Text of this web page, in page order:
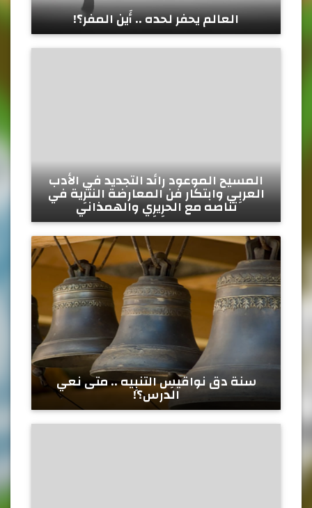
العالم يحفر لحده .. أَين المفر؟!
المسيح الموعود رائد التجديد في الأدب
العربِي وابتكار فن المعارضة النثرِية في
تناصه مع الحرِيرِي والهمذاني
سنة دق نواقيسِ التنبِيه .. متى نعي
الدرس؟!